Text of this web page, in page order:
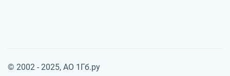
© 2002 - 2025, АО 1Гб.ру